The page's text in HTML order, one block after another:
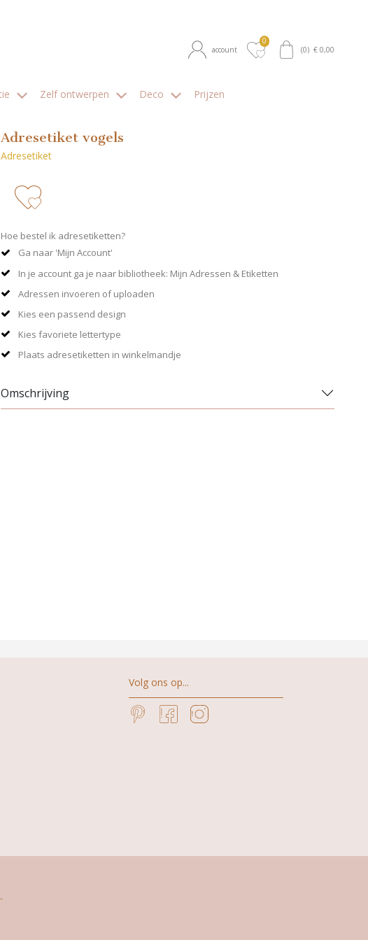
account
0
(0) € 0,00
Zelf ontwerpen Deco Prijzen
Adresetiket vogels
Adresetiket
zet op verlanglijstje
Hoe bestel ik adresetiketten?
Ga naar 'Mijn Account'
In je account ga je naar bibliotheek: Mijn Adressen & Etiketten
Adressen invoeren of uploaden
Kies een passend design
Kies favoriete lettertype
Plaats adresetiketten in winkelmandje
Omschrijving
Volg ons op...
Pinterest FacebookInstagram
-